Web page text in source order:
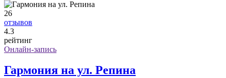
26
отзывов
4.3
рейтинг
Онлайн-запись
Гармония на ул. Репина